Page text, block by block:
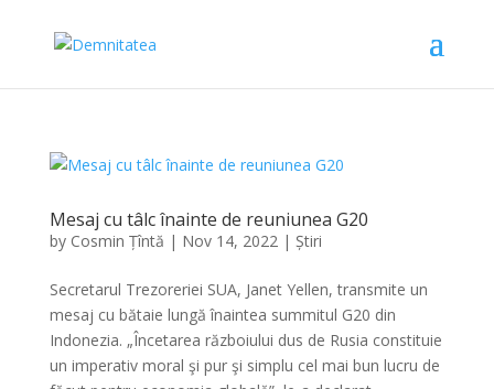
Mesaj cu tâlc înainte de reuniunea G20
by Cosmin Țîntă | Nov 14, 2022| Știri
Secretarul Trezoreriei SUA, Janet Yellen, transmite un
mesaj cu bătaie lungă înaintea summitul G20 din
Indonezia. „Încetarea războiului dus de Rusia constituie
un imperativ moral şi pur şi simplu cel mai bun lucru de